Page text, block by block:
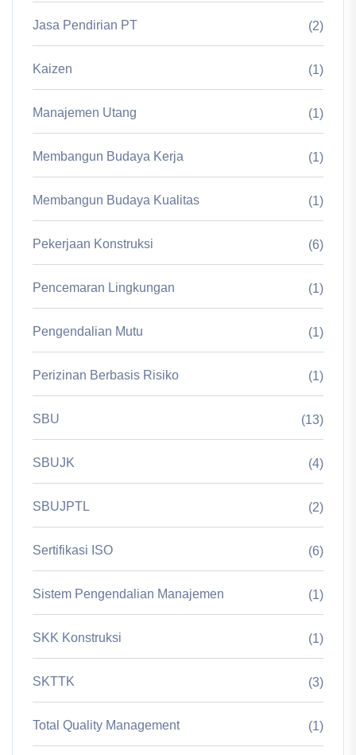
Jasa Pendirian PT (2)
Kaizen (1)
Manajemen Utang (1)
Membangun Budaya Kerja (1)
Membangun Budaya Kualitas (1)
Pekerjaan Konstruksi (6)
Pencemaran Lingkungan (1)
Pengendalian Mutu (1)
Perizinan Berbasis Risiko (1)
SBU (13)
SBUJK (4)
SBUJPTL (2)
Sertifikasi ISO (6)
Sistem Pengendalian Manajemen (1)
SKK Konstruksi (1)
SKTTK (3)
Total Quality Management (1)